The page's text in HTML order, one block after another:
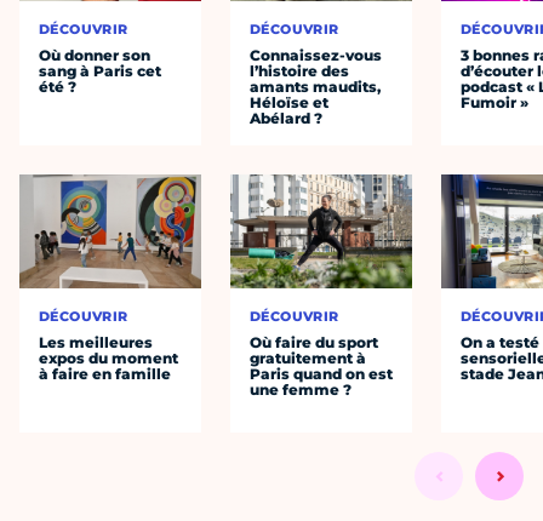
DÉCOUVRIR
Où donner son
sang à Paris cet
été ?
DÉCOUVRIR
Les meilleures
expos du moment
à faire en famille
DÉCOUVRIR
Connaissez-vous
l’histoire des
amants maudits,
Héloïse et
Abélard ?
DÉCOUVRIR
Où faire du sport
gratuitement à
Paris quand on est
une femme ?
3 bonnes
d’écouter
podcast «
Fumoir »
On a
stade